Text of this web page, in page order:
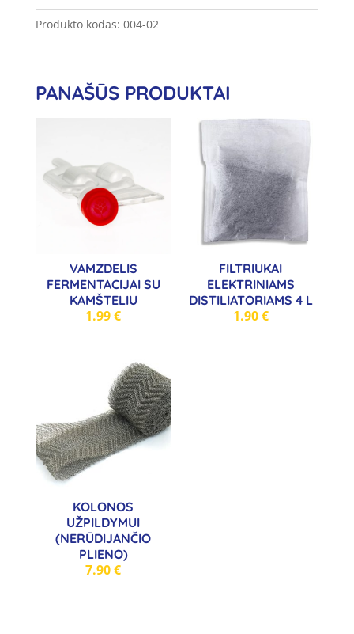
Produkto kodas: 004-02
PANAŠŪS PRODUKTAI
VAMZDELIS
FERMENTACIJAI SU
KAMŠTELIU
1.99€
FILTRIUKAI
ELEKTRINIAMS
DISTILIATORIAMS 4 L
1.90€
KOLONOS
UŽPILDYMUI
(NERŪDIJANČIO
PLIENO)
7.90€